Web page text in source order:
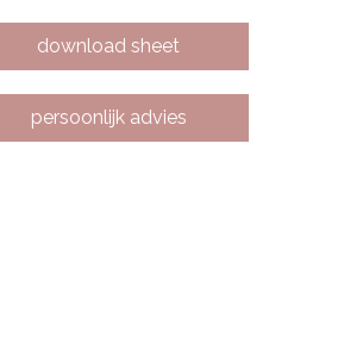
download sheet
persoonlijk advies